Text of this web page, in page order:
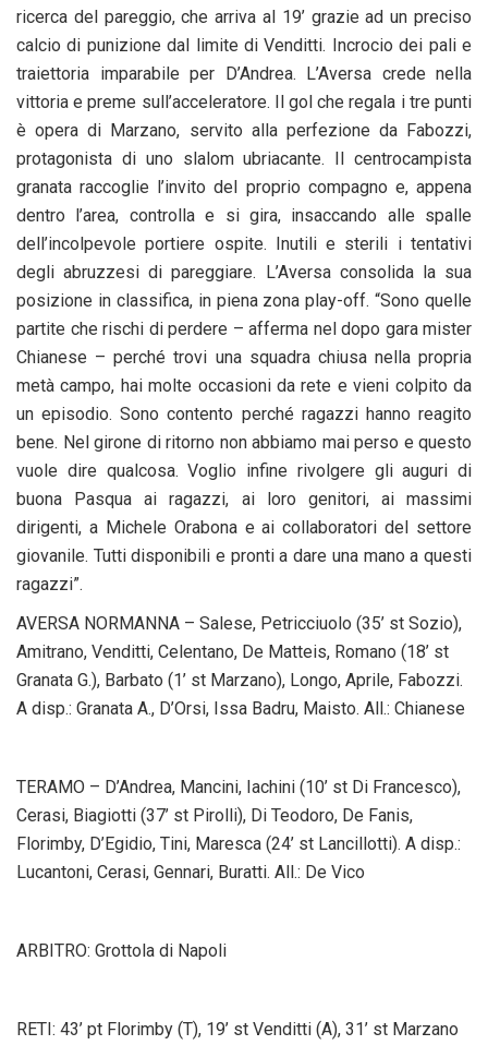
ricerca del pareggio, che arriva al 19’ grazie ad un preciso
calcio di punizione dal limite di Venditti. Incrocio dei pali e
traiettoria imparabile per D’Andrea. L’Aversa crede nella
vittoria e preme sull’acceleratore. Il gol che regala i tre punti
è opera di Marzano, servito alla perfezione da Fabozzi,
protagonista di uno slalom ubriacante. Il centrocampista
granata raccoglie l’invito del proprio compagno e, appena
dentro l’area, controlla e si gira, insaccando alle spalle
dell’incolpevole portiere ospite. Inutili e sterili i tentativi
degli abruzzesi di pareggiare. L’Aversa consolida la sua
posizione in classifica, in piena zona play-off. “Sono quelle
partite che rischi di perdere – afferma nel dopo gara mister
Chianese – perché trovi una squadra chiusa nella propria
metà campo, hai molte occasioni da rete e vieni colpito da
un episodio. Sono contento perché ragazzi hanno reagito
bene. Nel girone di ritorno non abbiamo mai perso e questo
vuole dire qualcosa. Voglio infine rivolgere gli auguri di
buona Pasqua ai ragazzi, ai loro genitori, ai massimi
dirigenti, a Michele Orabona e ai collaboratori del settore
giovanile. Tutti disponibili e pronti a dare una mano a questi
ragazzi”.
AVERSA NORMANNA – Salese, Petricciuolo (35’ st Sozio),
Amitrano, Venditti, Celentano, De Matteis, Romano (18’ st
Granata G.), Barbato (1’ st Marzano), Longo, Aprile, Fabozzi.
A disp.: Granata A., D’Orsi, Issa Badru, Maisto. All.: Chianese
TERAMO – D’Andrea, Mancini, Iachini (10’ st Di Francesco),
Cerasi, Biagiotti (37’ st Pirolli), Di Teodoro, De Fanis,
Florimby, D’Egidio, Tini, Maresca (24’ st Lancillotti). A disp.:
Lucantoni, Cerasi, Gennari, Buratti. All.: De Vico
ARBITRO: Grottola di Napoli
RETI: 43’ pt Florimby (T), 19’ st Venditti (A), 31’ st Marzano